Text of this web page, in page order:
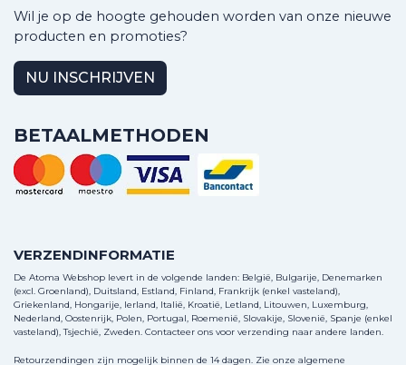
Wil je op de hoogte gehouden worden van onze nieuwe
producten en promoties?
NU INSCHRIJVEN
BETAALMETHODEN
VERZENDINFORMATIE
De Atoma Webshop levert in de volgende landen: België, Bulgarije, Denemarken
(excl. Groenland), Duitsland, Estland, Finland, Frankrijk (enkel vasteland),
Griekenland, Hongarije, Ierland, Italië, Kroatië, Letland, Litouwen, Luxemburg,
Nederland, Oostenrijk, Polen, Portugal, Roemenië, Slovakije, Slovenië, Spanje (enkel
vasteland), Tsjechië, Zweden. Contacteer ons voor verzending naar andere landen.
Retourzendingen zijn mogelijk binnen de 14 dagen. Zie onze algemene